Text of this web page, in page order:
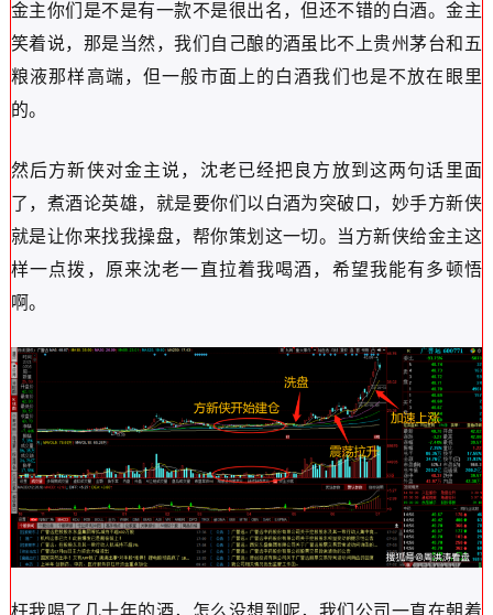
金主你们是不是有一款不是很出名，但还不错的白酒。金主
笑着说，那是当然，我们自己酿的酒虽比不上贵州茅台和五
粮液那样高端，但一般市面上的白酒我们也是不放在眼里
的。
然后方新侠对金主说，沈老已经把良方放到这两句话里面
了，煮酒论英雄，就是要你们以白酒为突破口，妙手方新侠
就是让你来找我操盘，帮你策划这一切。当方新侠给金主这
样一点拨，原来沈老一直拉着我喝酒，希望我能有多顿悟
啊。
枉我喝了几十年的酒，怎么没想到呢，我们公司一直在朝着